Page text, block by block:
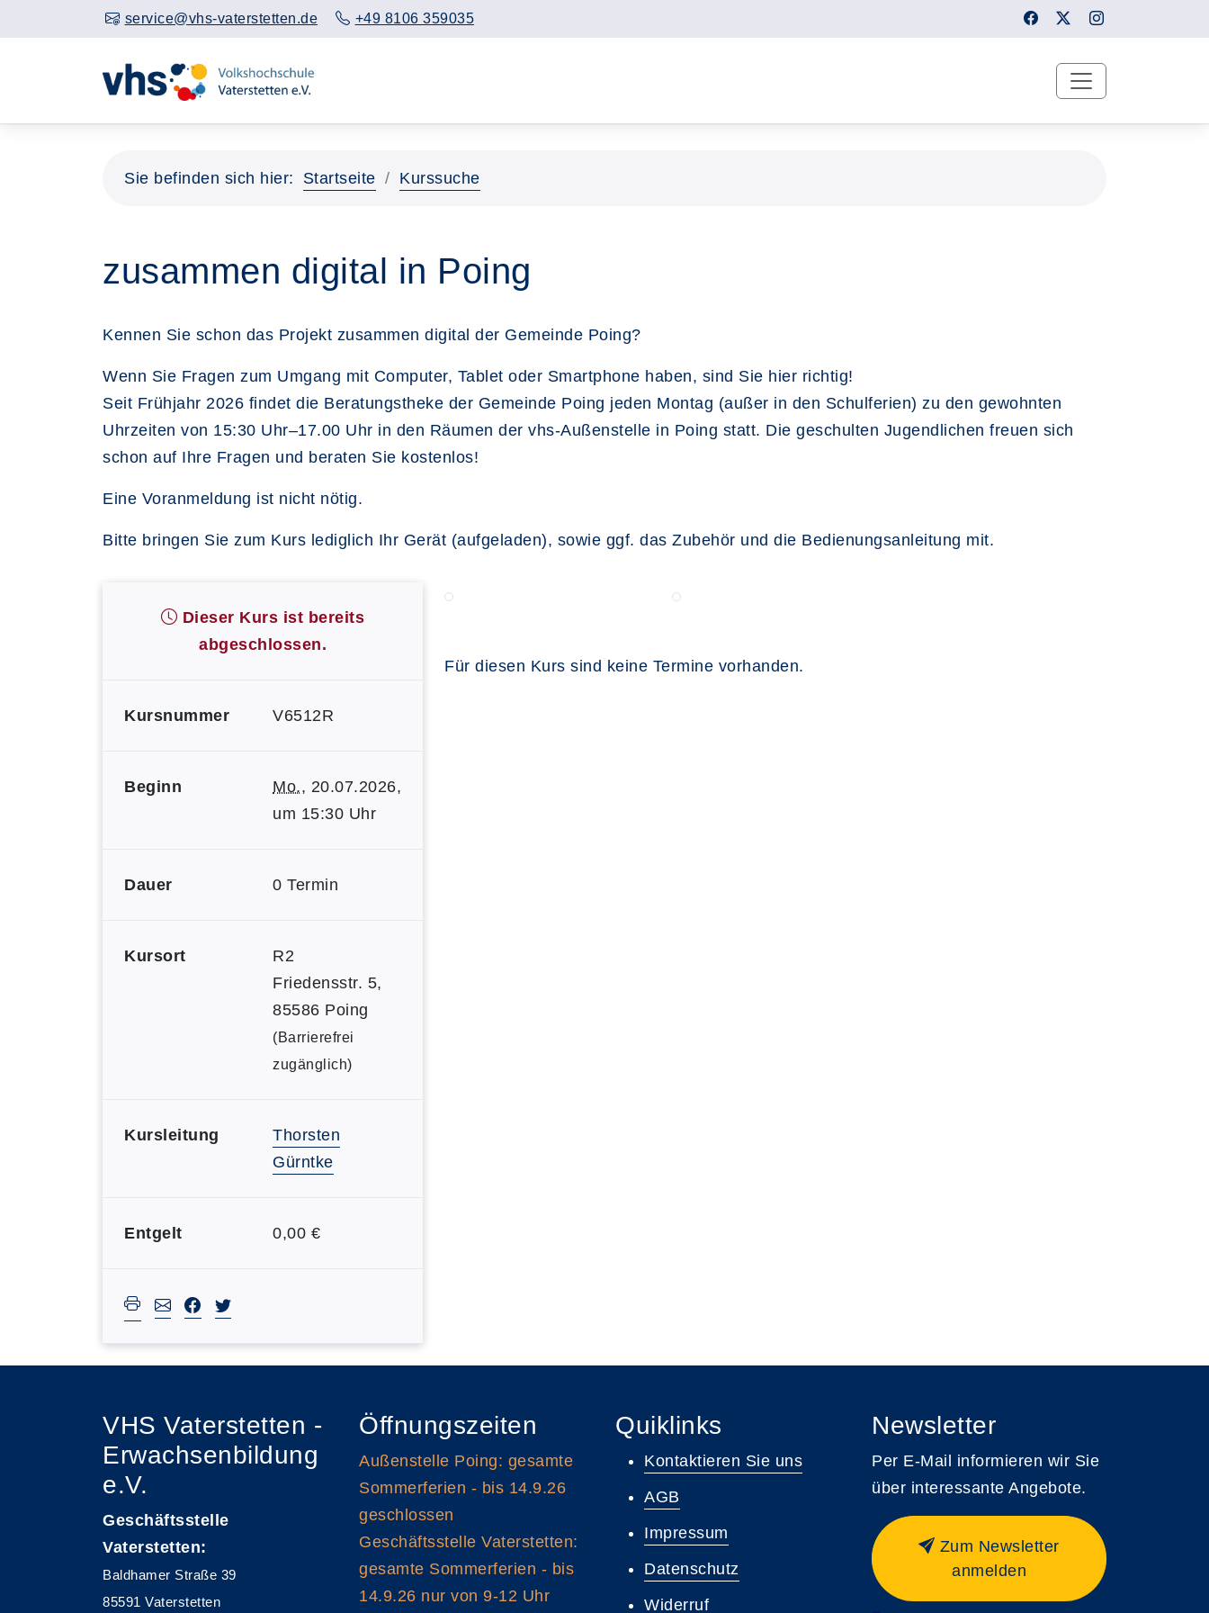
service@vhs-vaterstetten.de +49 8106 359035
Sie befinden sich hier: Startseite Kurssuche
zusammen digital in Poing
Kennen Sie schon das Projekt zusammen digital der Gemeinde Poing?
Wenn Sie Fragen zum Umgang mit Computer, Tablet oder Smartphone haben, sind Sie hier richtig!
Seit Frühjahr 2026 findet die Beratungstheke der Gemeinde Poing jeden Montag (außer in den Schulferien) zu den gewohnten
Uhrzeiten von 15:30 Uhr–17.00 Uhr in den Räumen der vhs-Außenstelle in Poing statt. Die geschulten Jugendlichen freuen sich
schon auf Ihre Fragen und beraten Sie kostenlos!
Eine Voranmeldung ist nicht nötig.
Bitte bringen Sie zum Kurs lediglich Ihr Gerät (aufgeladen), sowie ggf. das Zubehör und die Bedienungsanleitung mit.
Dieser Kurs ist bereits
abgeschlossen.
Kursnummer V6512R
Beginn Mo., 20.07.2026,
um 15:30 Uhr
Dauer 0 Termin
Kursort
R2
Friedensstr. 5,
85586 Poing
(Barrierefrei
zugänglich)
Kursleitung
Thorsten
Gürntke
Entgelt 0,00 €
Für diesen Kurs sind keine Termine vorhanden.
VHS Vaterstetten -
Erwachsenbildung
e.V.
Geschäftsstelle
Vaterstetten:
Baldhamer Straße 39
85591 Vaterstetten
Öffnungszeiten
Außenstelle Poing: gesamte
Sommerferien - bis 14.9.26
geschlossen
Geschäftsstelle Vaterstetten:
gesamte Sommerferien - bis
14.9.26 nur von 9-12 Uhr
Quiklinks
Kontaktieren Sie uns
AGB
Impressum
Datenschutz
Widerruf
Newsletter
Per E-Mail informieren wir Sie
über interessante Angebote.
Zum Newsletter
anmelden